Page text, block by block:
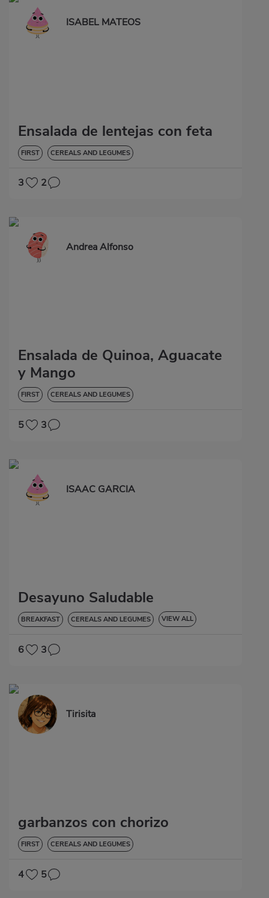
ISABEL MATEOS
Ensalada de lentejas con feta
FIRST CEREALS AND LEGUMES
3 2
Andrea Alfonso
Ensalada de Quinoa, Aguacate
y Mango
FIRST CEREALS AND LEGUMES
5 3
ISAAC GARCIA
Desayuno Saludable
BREAKFAST CEREALS AND LEGUMES VIEW ALL
6 3
Tirisita
garbanzos con chorizo
FIRST CEREALS AND LEGUMES
4 5